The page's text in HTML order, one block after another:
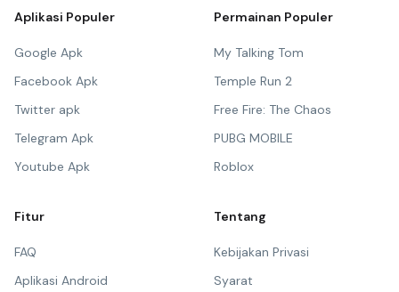
Aplikasi Populer
Google Apk
Facebook Apk
Twitter apk
Telegram Apk
Youtube Apk
Permainan Populer
My Talking Tom
Temple Run 2
Free Fire: The Chaos
PUBG MOBILE
Roblox
Fitur
FAQ
Aplikasi Android
Tentang
Kebijakan Privasi
Syarat